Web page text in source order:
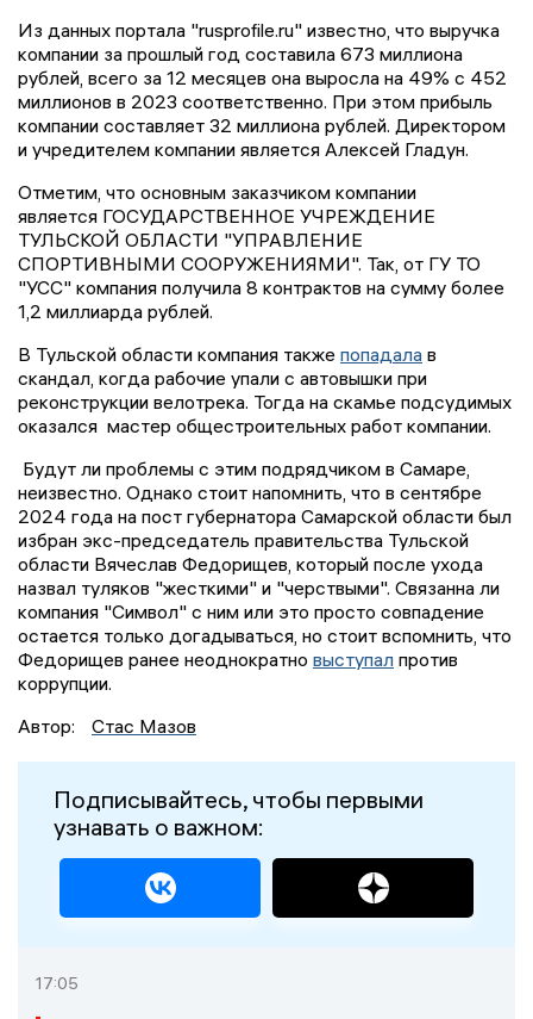
Из данных портала "rusprofile.ru" известно, что выручка
компании за прошлый год составила 673 миллиона
рублей, всего за 12 месяцев она выросла на 49% с 452
миллионов в 2023 соответственно. При этом прибыль
компании составляет 32 миллиона рублей. Директором
и учредителем компании является Алексей Гладун.
Отметим, что основным заказчиком компании
является ГОСУДАРСТВЕННОЕ УЧРЕЖДЕНИЕ
ТУЛЬСКОЙ ОБЛАСТИ "УПРАВЛЕНИЕ
СПОРТИВНЫМИ СООРУЖЕНИЯМИ". Так, от ГУ ТО
"УСС" компания получила 8 контрактов на сумму более
1,2 миллиарда рублей.
В Тульской области компания также попадала в
скандал, когда рабочие упали с автовышки при
реконструкции велотрека. Тогда на скамье подсудимых
оказался мастер общестроительных работ компании.
Будут ли проблемы с этим подрядчиком в Самаре,
неизвестно. Однако стоит напомнить, что в сентябре
2024 года на пост губернатора Самарской области был
избран экс-председатель правительства Тульской
области Вячеслав Федорищев, который после ухода
назвал туляков "жесткими" и "черствыми". Связанна ли
компания "Символ" с ним или это просто совпадение
остается только догадываться, но стоит вспомнить, что
Федорищев ранее неоднократно выступал против
коррупции.
Автор:
Стас Мазов
Подписывайтесь, чтобы первыми
узнавать о важном:
17:05